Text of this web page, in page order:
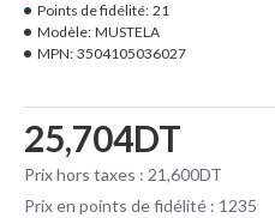
25,704DT
Prix hors taxes : 21,600DT
Prix en points de fidélité : 1235
Points de fidélité: 21
Modèle: MUSTELA
MPN: 3504105036027